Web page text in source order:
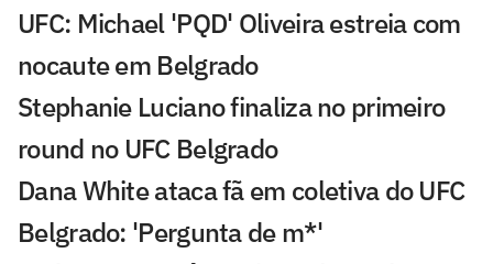
UFC: Michael 'PQD' Oliveira estreia com
nocaute em Belgrado
Stephanie Luciano finaliza no primeiro
round no UFC Belgrado
Dana White ataca fã em coletiva do UFC
Belgrado: 'Pergunta de m*'